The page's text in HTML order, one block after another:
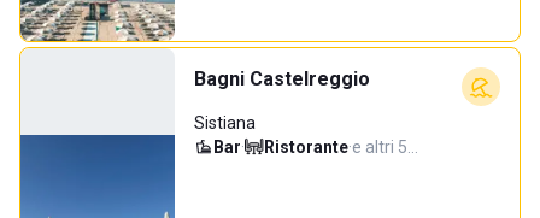
Bagni Castelreggio
Sistiana
Bar· Ristorante·e altri 5…